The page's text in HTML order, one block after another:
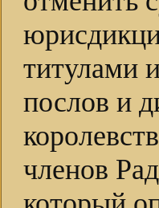
титулами
послов и
членов